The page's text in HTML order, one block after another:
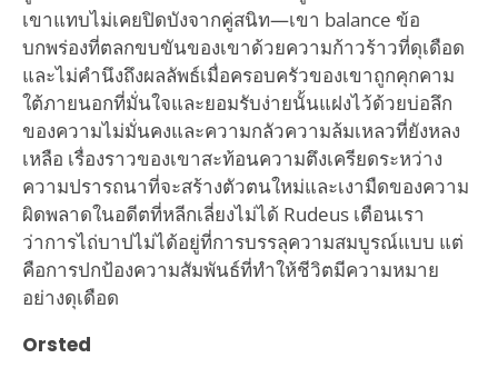
เขาแทบไม่เคยปิดบังจากคู่สนิท—เขา balance ข้อ
บกพร่องที่ตลกขบขันของเขาด้วยความก้าวร้าวที่ดุเดือด
และไม่คำนึงถึงผลลัพธ์เมื่อครอบครัวของเขาถูกคุกคาม
ใต้ภายนอกที่มั่นใจและยอมรับง่ายนั้นแฝงไว้ด้วยบ่อลึก
ของความไม่มั่นคงและความกลัวความล้มเหลวที่ยังหลง
เหลือ เรื่องราวของเขาสะท้อนความตึงเครียดระหว่าง
ความปรารถนาที่จะสร้างตัวตนใหม่และเงามืดของความ
ผิดพลาดในอดีตที่หลีกเลี่ยงไม่ได้ Rudeus เตือนเรา
ว่าการไถ่บาปไม่ได้อยู่ที่การบรรลุความสมบูรณ์แบบ แต่
คือการปกป้องความสัมพันธ์ที่ทำให้ชีวิตมีความหมาย
อย่างดุเดือด
Orsted